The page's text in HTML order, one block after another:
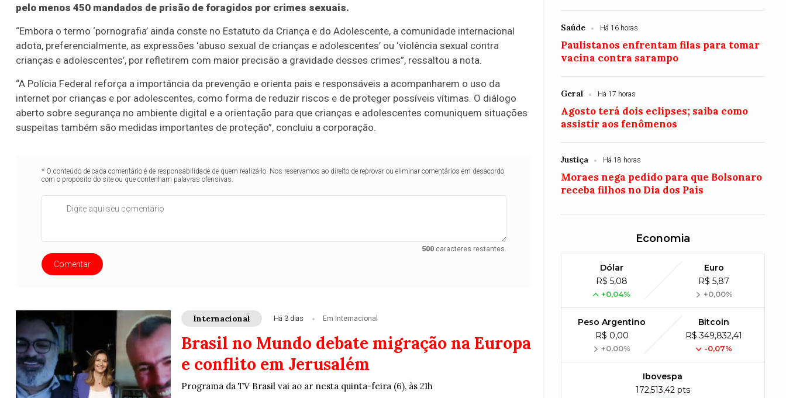
pelo menos 450 mandados de prisão de foragidos por crimes sexuais.
“Embora o termo ‘pornografia’ ainda conste no Estatuto da Criança e do Adolescente, a comunidade internacional
adota, preferencialmente, as expressões ‘abuso sexual de crianças e adolescentes’ ou ‘violência sexual contra
crianças e adolescentes’, por refletirem com maior precisão a gravidade desses crimes”, ressaltou a nota.
“A Polícia Federal reforça a importância da prevenção e orienta pais e responsáveis a acompanharem o uso da
internet por crianças e por adolescentes, como forma de reduzir riscos e de proteger possíveis vítimas. O diálogo
aberto sobre segurança no ambiente digital e a orientação para que crianças e adolescentes comuniquem situações
suspeitas também são medidas importantes de proteção”, concluiu a corporação.
* O conteúdo de cada comentário é de responsabilidade de quem realizá-lo. Nos reservamos ao direito de reprovar ou eliminar comentários em desacordo
com o propósito do site ou que contenham palavras ofensivas.
500caracteres restantes.
Comentar
Internacional Há 3 dias Em Internacional
Brasil no Mundo debate migração na Europa
e conflito em Jerusalém
Programa da TV Brasil vai ao ar nesta quinta-feira (6), às 21h
Saúde Há 16 horas
Paulistanos enfrentam filas para tomar
vacina contra sarampo
Geral Há 17 horas
Agosto terá dois eclipses; saiba como
assistir aos fenômenos
Justiça Há 18 horas
Moraes nega pedido para que Bolsonaro
receba filhos no Dia dos Pais
Economia
Dólar
R$ 5,08
+0,04%
Euro
R$ 5,87
+0,00%
Peso Argentino
R$ 0,00
+0,00%
Bitcoin
R$ 349,832,41
-0,07%
Ibovespa
172,513,42 pts